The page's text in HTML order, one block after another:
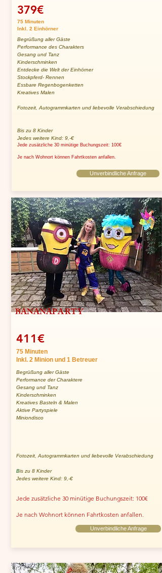
379€
75 Minuten
Inkl. 2 Einhörner
Begrüßung aller Gäste
Performance des Charakters
Gesang und Tanz
Kinderschminken
Entdecke die Welt der Einhörner
Stockpferd- Rennen
Essbare Regenbogenketten
Kreatives Malen
Fotozeit, Autogrammkarten und liebevolle Verabschiedung
Bis zu 8 Kinder
Jedes weitere Kind: 9,-€
Jede zusätzliche 30 minütige Buchungszeit: 100€
Je nach Wohnort können Fahrtkosten anfallen.
Unverbindliche Anfrage
BANANAPARTY
411€
75 Minuten
Inkl. 2 Minion und 1 Betreuer
Begrüßung aller Gäste
Performance der Charaktere
Gesang und Tanz
Kinderschminken
Kreatives Basteln & Malen
Aktive Partyspiele
Miniondisco
Fotozeit, Autogrammkarten und liebevolle Verabschiedung
Bis zu 8 Kinder
Jedes weitere Kind: 9,-€
Jede zusätzliche 30 minütige Buchungszeit: 100€
Je nach Wohnort können Fahrtkosten anfallen.
Unverbindliche Anfrage